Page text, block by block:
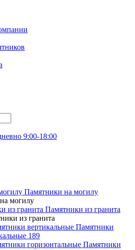
9:00-18:00
Памятники на могилу
могилу
Памятники из гранита
из гранита
Памятники
189
Памятники